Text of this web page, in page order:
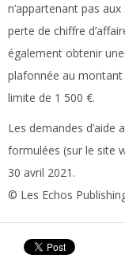
n’appartenant pas
perte de chiffre
également obtenir
plafonnée au montant
limite de 1 500 €.
Les demandes
formulées (sur le site
30 avril 2021.
© Les Echos